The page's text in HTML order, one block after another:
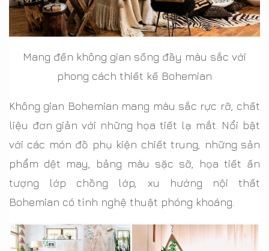
Mang đến không gian sống đầy màu sắc với
phong cách thiết kế Bohemian
Không gian Bohemian mang màu sắc rực rỡ, chất
liệu đơn giản với những họa tiết lạ mắt. Nổi bật
với các món đồ phụ kiện chiết trung, những sản
phẩm dệt may, bảng màu sặc sỡ, họa tiết ấn
tượng lớp chồng lớp, xu hướng nội thất
Bohemian có tính nghệ thuật phóng khoáng.